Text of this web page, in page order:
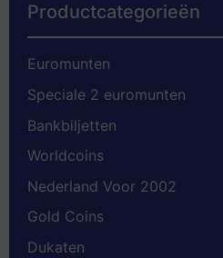
Productcategorieën
Euromunten
Speciale 2 euromunten
Bankbiljetten
Worldcoins
Nederland Voor 2002
Gold Coins
Dukaten